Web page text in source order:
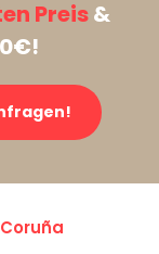
Preis&